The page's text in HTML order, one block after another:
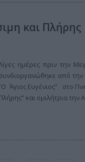
και Πλήρης
ημέρες πριν την
από την
Άγιος Ευγένιος” στο
και ομιλήτρια